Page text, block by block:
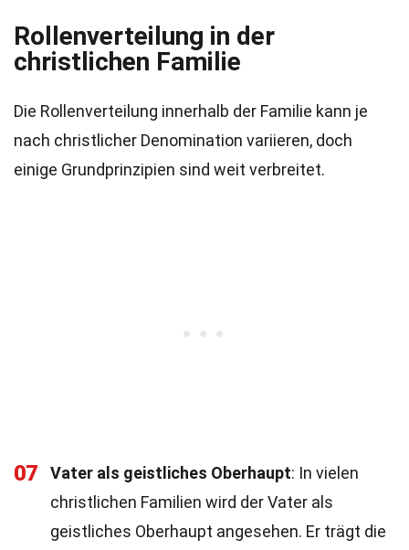
Rollenverteilung in der
christlichen Familie
Die Rollenverteilung innerhalb der Familie kann je
nach christlicher Denomination variieren, doch
einige Grundprinzipien sind weit verbreitet.
07 Vater als geistliches Oberhaupt: In vielen
christlichen Familien wird der Vater als
geistliches Oberhaupt angesehen. Er trägt die